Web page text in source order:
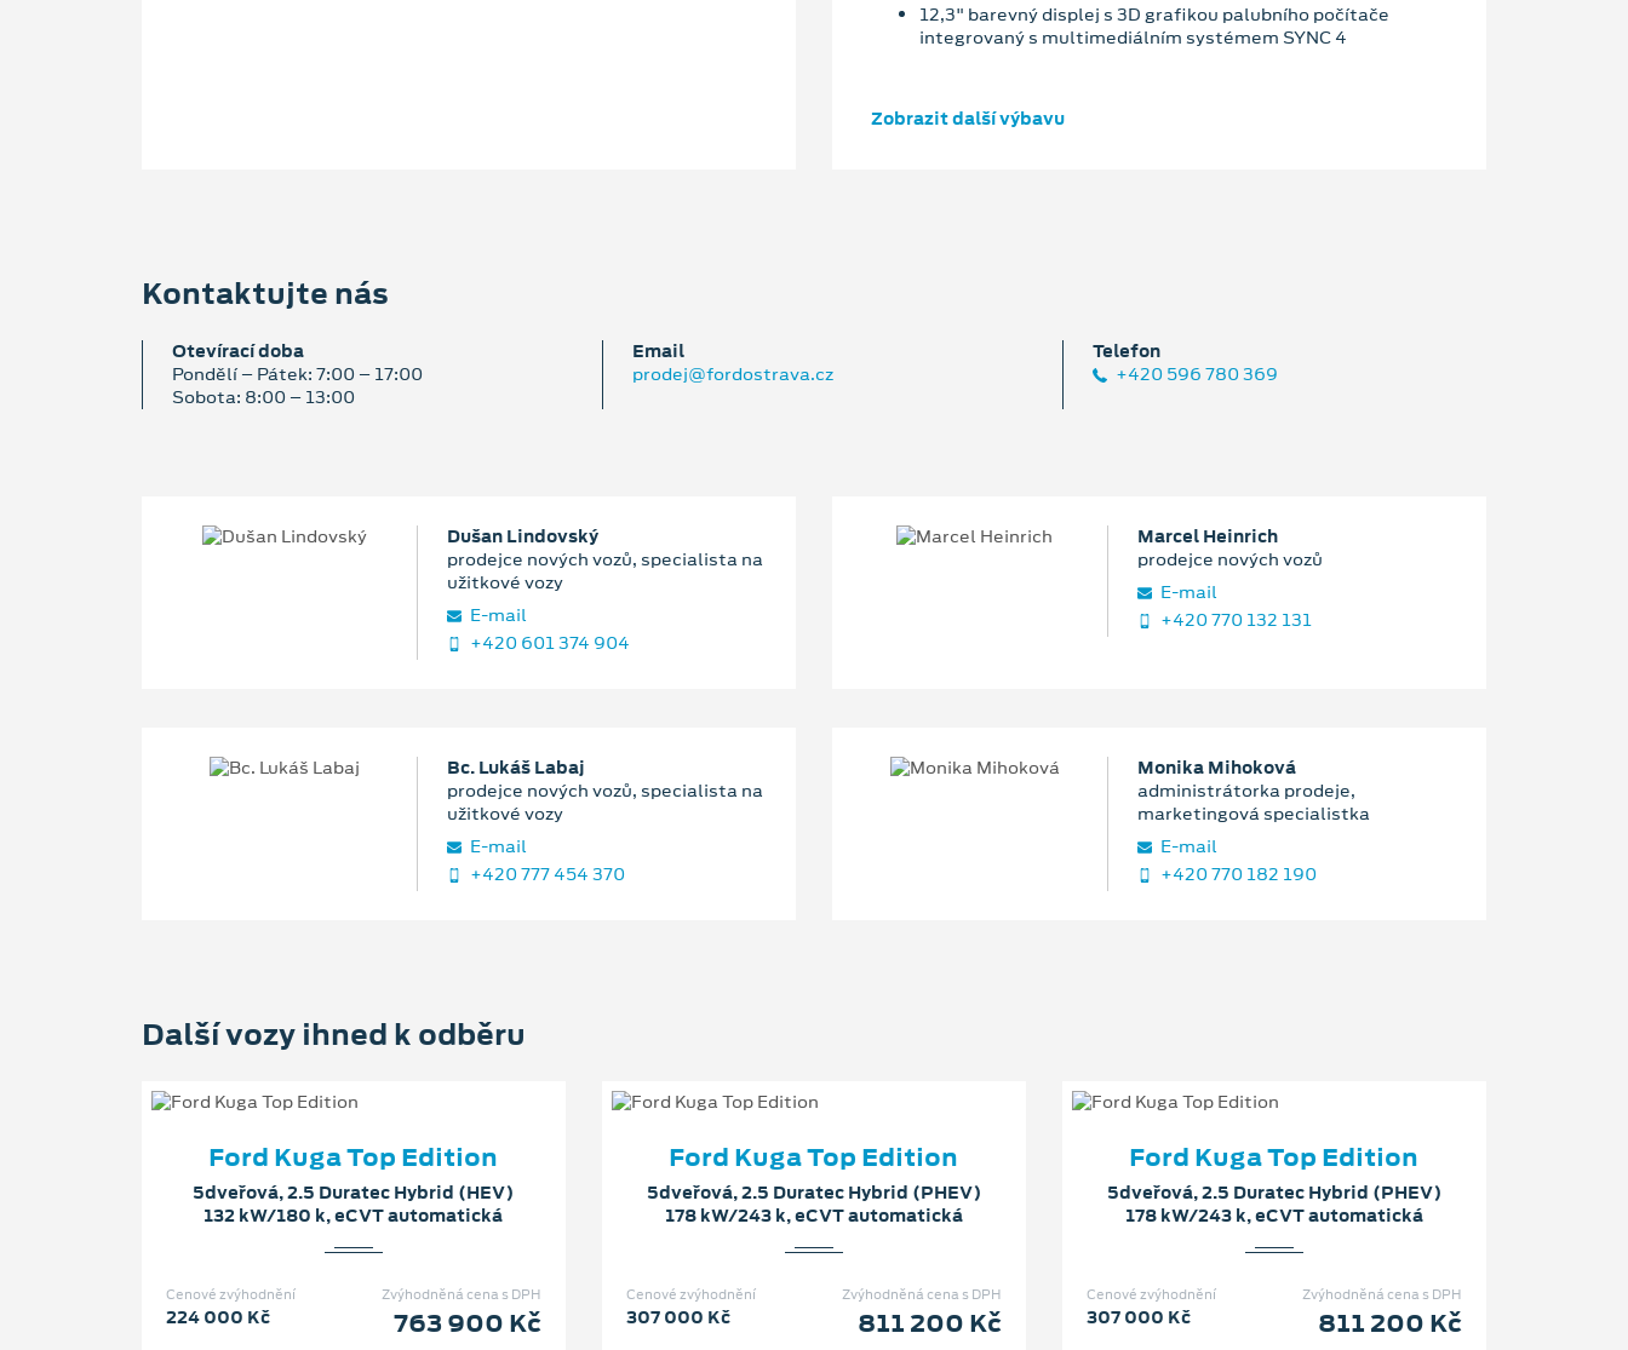
12,3" barevný displej s 3D grafikou palubního počítače
integrovaný s multimediálním systémem SYNC 4
Zobrazit další výbavu
Kontaktujte nás
Otevírací doba
Pondělí – Pátek: 7:00 – 17:00
Sobota: 8:00 – 13:00
Email
prodej@fordostrava.cz
Telefon
+420 596 780 369
Dušan Lindovský
prodejce nových vozů, specialista na
užitkové vozy
E‑mail
+420 601 374 904
Marcel Heinrich
prodejce nových vozů
E‑mail
+420 770 132 131
Bc. Lukáš Labaj
prodejce nových vozů, specialista na
užitkové vozy
E‑mail
+420 777 454 370
Monika Mihoková
administrátorka prodeje,
marketingová specialistka
E‑mail
+420 770 182 190
Další vozy ihned k odběru
Ford Kuga Top Edition
5dveřová, 2.5 Duratec Hybrid (HEV)
132 kW/180 k, eCVT automatická
Zvýhodněná cena s DPH
763 900 Kč
Cenové zvýhodnění
224 000 Kč
Ford Kuga Top Edition
5dveřová, 2.5 Duratec Hybrid (PHEV)
178 kW/243 k, eCVT automatická
Zvýhodněná cena s DPH
811 200 Kč
Cenové zvýhodnění
307 000 Kč
Ford Kuga Top Edition
5dveřová, 2.5 Duratec Hybrid (PHEV)
178 kW/243 k, eCVT automatická
Zvýhodněná cena s DPH
811 200 Kč
Cenové zvýhodnění
307 000 Kč